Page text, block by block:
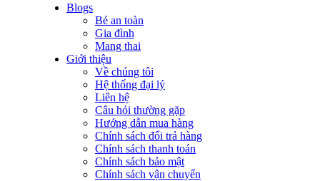
Blogs
Bé an toàn
Gia đình
Mang thai
Giới thiệu
Về chúng tôi
Hệ thống đại lý
Liên hệ
Câu hỏi thường gặp
Hướng dẫn mua hàng
Chính sách đổi trả hàng
Chính sách thanh toán
Chính sách bảo mật
Chính sách vận chuyển